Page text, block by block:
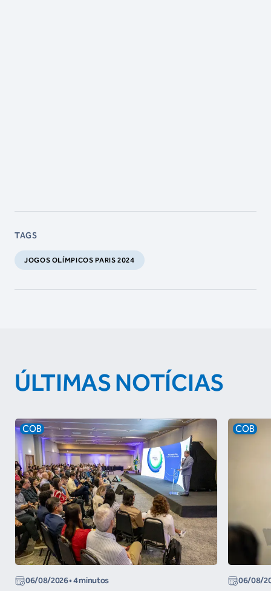
TAGS
JOGOS OLÍMPICOS PARIS 2024
ÚLTIMAS NOTÍCIAS
COB
06/08/2026• 4 minutos
COB
06/08/